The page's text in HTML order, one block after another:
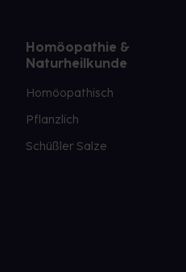
Homöopathie &
Naturheilkunde
Homöopathisch
Pflanzlich
Schüßler Salze